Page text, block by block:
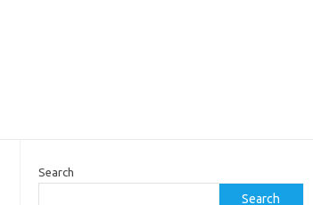
Search
Search